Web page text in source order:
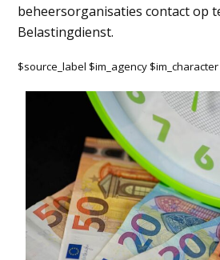
beheersorganisaties contact op
Belastingdienst.
$source_label $im_agency